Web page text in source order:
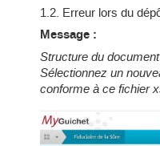
1.2. Erreur lors du
Message :
Structure du
Sélectionnez un
conforme à ce fichier